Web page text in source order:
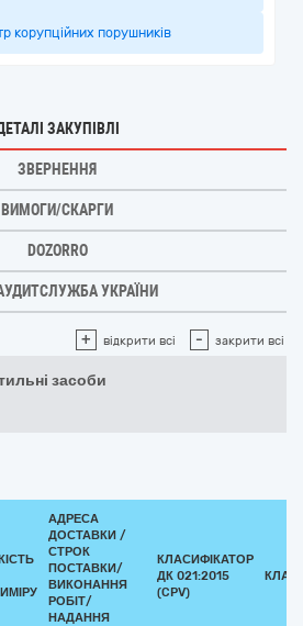
корупційних порушників
ЗАКУПІВЛІ
ЗВЕРНЕННЯ
ВИМОГИ/СКАРГИ
DOZORRO
УКРАЇНИ
+ відкрити всі - закрити всі
засоби
АДРЕСА
ДОСТАВКИ /
СТРОК
ПОСТАВКИ/
ВИКОНАННЯ
РОБІТ/
НАДАННЯ
КЛАСИФІКАТОР
ДК 021:2015
(CPV)